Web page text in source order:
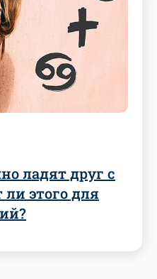
ладят друг с
этого для